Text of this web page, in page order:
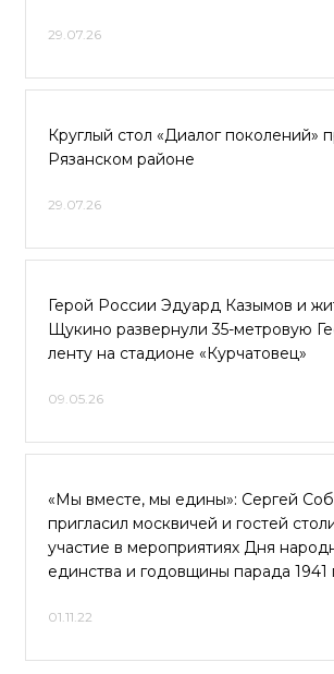
29.07.26
Круглый стол «Диалог поколений»
Рязанском районе
29.07.26
Герой России Эдуард Казымов и
Щукино развернули 35-метровую
ленту на стадионе «Курчатовец»
09.05.26
«Мы вместе, мы едины»: Сергей
пригласил москвичей и гостей
участие в мероприятиях Дня
единства и годовщины парада 1941
01.11.22